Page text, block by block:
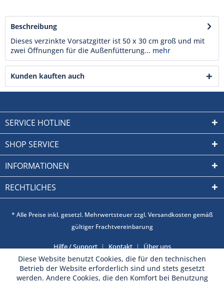
Beschreibung
Dieses verzinkte Vorsatzgitter ist 50 x 30 cm groß und mit
zwei Öffnungen für die Außenfütterung... mehr
Kunden kauften auch
SERVICE HOTLINE
SHOP SERVICE
INFORMATIONEN
RECHTLICHES
* Alle Preise inkl. gesetzl. Mehrwertsteuer zzgl. Versandkosten gemäß
gültiger Frachtvereinbarung
Hilfe / Support Kontakt Über uns
Diese Website benutzt Cookies, die für den technischen
Betrieb der Website erforderlich sind und stets gesetzt
werden. Andere Cookies, die den Komfort bei Benutzung